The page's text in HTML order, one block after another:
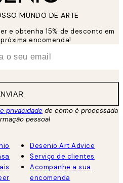
MUNDO DE ARTE
e obtenha 15% de desconto em
encomenda!
privacidade de como é processada
pessoal
Desenio Art Advice
Serviço de clientes
Acompanhe a sua
encomenda